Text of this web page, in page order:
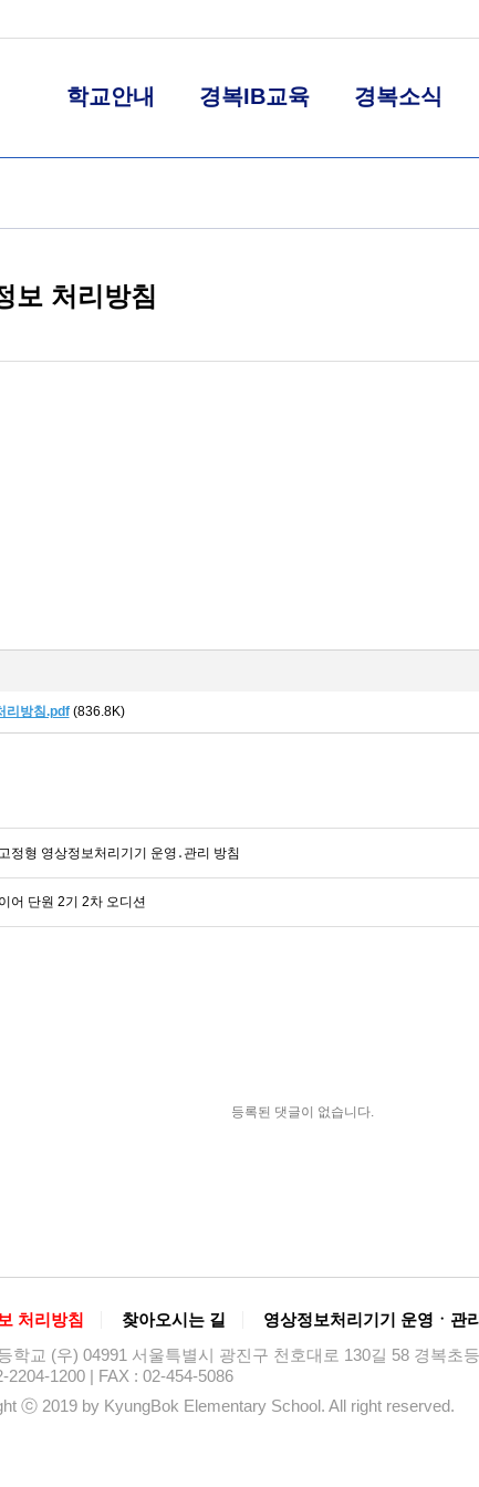
학교안내 경복IB교육 경복소식
보 처리방침
리방침.pdf(836.8K)
정형 영상정보처리기기 운영․관리 방침
어 단원 2기 2차 오디션
등록된 댓글이 없습니다.
처리방침 찾아오시는 길 영상정보처리기기 운영ㆍ관
학교 (우) 04991 서울특별시 광진구 천호대로 130길 58 경복초
2204-1200 | FAX : 02-454-5086
ⓒ 2019 by KyungBok Elementary School. All right reserved.